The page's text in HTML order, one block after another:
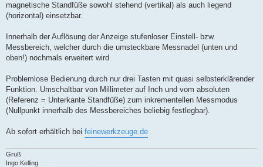
magnetische Standfüße sowohl stehend (vertikal) als auch liegend
(horizontal) einsetzbar.
Innerhalb der Auflösung der Anzeige stufenloser Einstell- bzw.
Messbereich, welcher durch die umsteckbare Messnadel (unten und
oben!) nochmals erweitert wird.
Problemlose Bedienung durch nur drei Tasten mit quasi selbsterklärender
Funktion. Umschaltbar von Millimeter auf Inch und vom absoluten
(Referenz = Unterkante Standfüße) zum inkrementellen Messmodus
(Nullpunkt innerhalb des Messbereiches beliebig festlegbar).
Ab sofort erhältlich bei feinewerkzeuge.de
Gruß
Ingo Kelling